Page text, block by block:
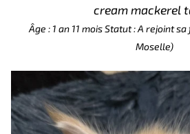
cream mackerel
Âge : 1 an 11 mois Statut : A rejoint
Moselle)